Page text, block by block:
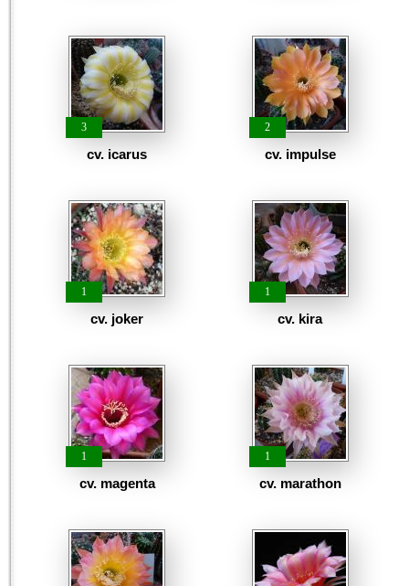
3
cv. icarus
2
cv. impulse
1
cv. joker
1
cv. kira
1
cv. magenta
1
cv. marathon